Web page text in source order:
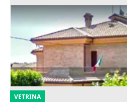
Asta Villa con dependance
Cingoli (Macerata)
Offerta minima
712.998 €
30/10/2026
VETRINA